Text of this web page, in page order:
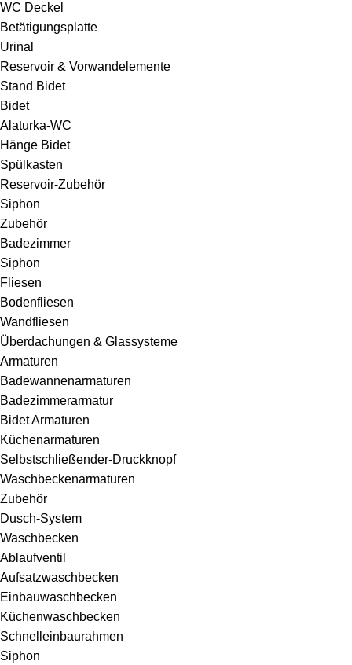
WC Deckel
Betätigungsplatte
Urinal
Reservoir & Vorwandelemente
Stand Bidet
Bidet
Alaturka-WC
Hänge Bidet
Spülkasten
Reservoir-Zubehör
Siphon
Zubehör
Badezimmer
Siphon
Fliesen
Bodenfliesen
Wandfliesen
Überdachungen & Glassysteme
Armaturen
Badewannenarmaturen
Badezimmerarmatur
Bidet Armaturen
Küchenarmaturen
Selbstschließender-Druckknopf
Waschbeckenarmaturen
Zubehör
Dusch-System
Waschbecken
Ablaufventil
Aufsatzwaschbecken
Einbauwaschbecken
Küchenwaschbecken
Schnelleinbaurahmen
Siphon